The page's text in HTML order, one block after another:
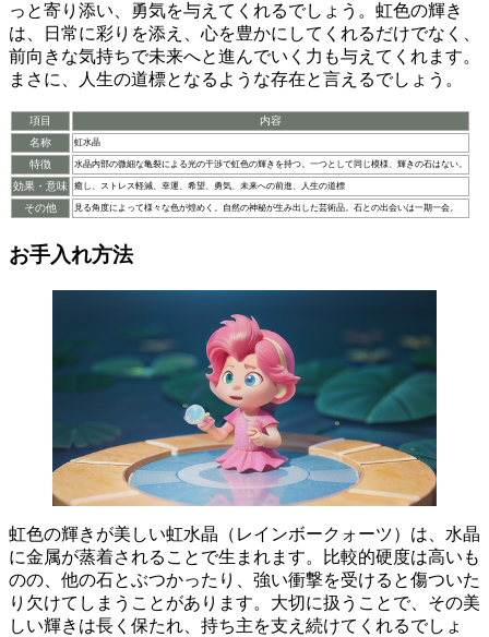
っと寄り添い、勇気を与えてくれるでしょう。 虹色の輝き
は、日常に彩りを添え、心を豊かにしてくれるだけでなく、
前向きな気持ちで未来へと進んでいく力も与えてくれます。
まさに、人生の道標となるような存在と言えるでしょう。
項目
内容
名称
虹水晶
特徴 水晶内部の微細な亀裂による光の干渉で虹色の輝きを持つ。一つとして同じ模様、輝きの石はない。
効果・意味 癒し、ストレス軽減、幸運、希望、勇気、未来への前進、人生の道標
その他 見る角度によって様々な色が煌めく。自然の神秘が生み出した芸術品。石との出会いは一期一会。
お手入れ方法
虹色の輝きが美しい虹水晶（レインボークォーツ）は、水晶
に金属が蒸着されることで生まれます。比較的硬度は高いも
のの、他の石とぶつかったり、強い衝撃を受けると傷ついた
り欠けてしまうことがあります。大切に扱うことで、その美
しい輝きは長く保たれ、持ち主を支え続けてくれるでしょ